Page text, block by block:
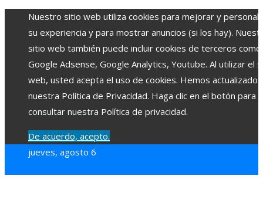
Nuestro sitio web utiliza cookies para mejorar y
su experiencia y para mostrar anuncios (si los hay).
sitio web también puede incluir cookies de terceros como
Google Adsense, Google Analytics, Youtube. Al utilizar el
web, usted acepta el uso de cookies. Hemos actualizado
nuestra Política de Privacidad. Haga clic en el botón para
consultar nuestra Política de privacidad.
De acuerdo, acepto.
jueves, agosto 6